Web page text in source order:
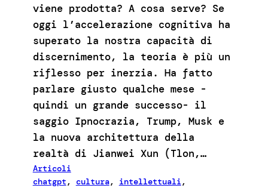
viene prodotta? A cosa serve? Se
oggi l’accelerazione cognitiva ha
superato la nostra capacità di
discernimento, la teoria è più un
riflesso per inerzia. Ha fatto
parlare giusto qualche mese -
quindi un grande successo- il
saggio Ipnocrazia, Trump, Musk e
la nuova architettura della
realtà di Jianwei Xun (Tlon,…
Articoli
chatgpt, cultura, intellettuali